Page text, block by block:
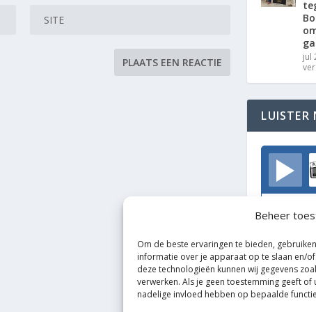
Beheer
Om de beste ervaringen te bieden,
informatie over je apparaat op te slaan en/
deze technologieën kunnen wij gegevens
verwerken. Als je geen toestemming geeft
nadelige invloed hebben op bepaalde
jul
LUISTER